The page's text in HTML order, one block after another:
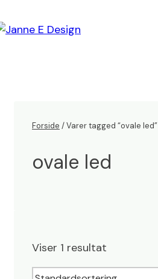
Hop
Forside / Varer tagged “ovale led”
ovale led
Viser 1 resultat